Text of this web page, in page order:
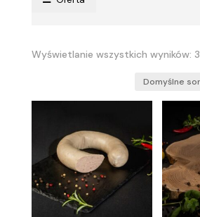
Wyświetlanie wszystkich wyników: 3